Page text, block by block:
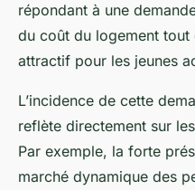
répondant à une
du coût du logement tout
attractif pour les jeunes
L’incidence de cette
reflète directement sur
Par exemple, la forte
marché dynamique des